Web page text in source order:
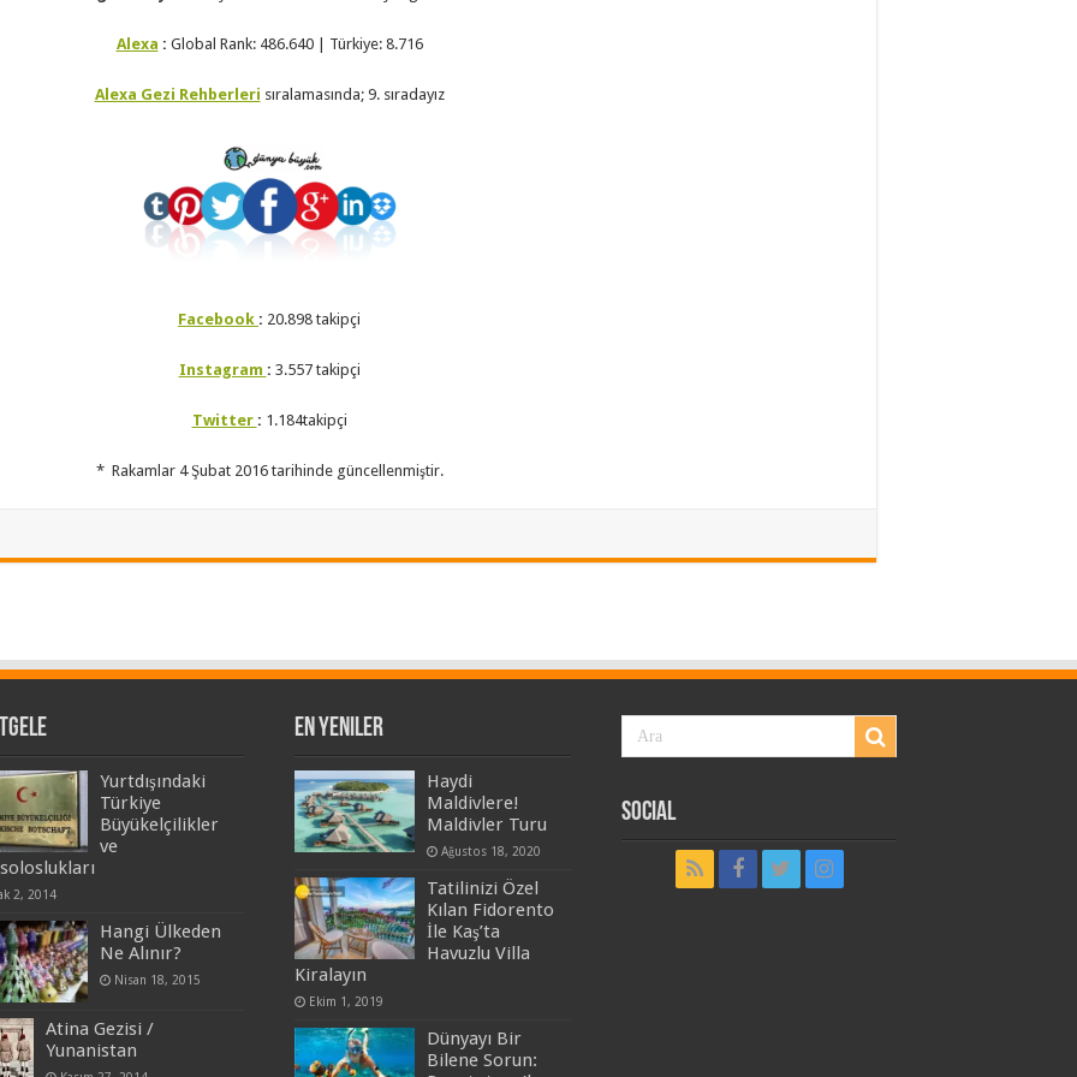
Alexa : Global Rank: 486.640 | Türkiye: 8.716
Alexa Gezi Rehberleri sıralamasında; 9. sıradayız
Facebook : 20.898 takipçi
Instagram : 3.557 takipçi
Twitter : 1.184takipçi
* Rakamlar 4 Şubat 2016 tarihinde güncellenmiştir.
Yurtdışındaki
Türkiye
Büyükelçilikler
ve
2, 2014
Hangi Ülkeden
Ne Alınır?
Nisan 18, 2015
Atina Gezisi /
Yunanistan
En Yeniler
Haydi
Maldivlere!
Maldivler Turu
Ağustos 18, 2020
Tatilinizi Özel
Kılan Fidorento
İle Kaş’ta
Havuzlu Villa
Kiralayın
Ekim 1, 2019
Dünyayı Bir
Bilene Sorun:
Social